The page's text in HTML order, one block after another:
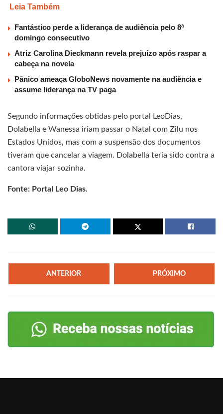
Leia Também
Fantástico perde a liderança de audiência pelo 8ª
domingo consecutivo
Atriz Carolina Dieckmann revela prejuízo após raspar a
cabeça na novela
Pânico ameaça GloboNews novamente na audiência e
assume liderança na TV paga
Segundo informações obtidas pelo portal LeoDias,
Dolabella e Wanessa iriam passar o Natal com Zilu nos
Estados Unidos, mas com a suspensão dos documentos
tiveram que cancelar a viagem. Dolabella teria sido contra a
cantora viajar sozinha.
Fonte: Portal Leo Dias.
ANTERIOR PRÓXIMO